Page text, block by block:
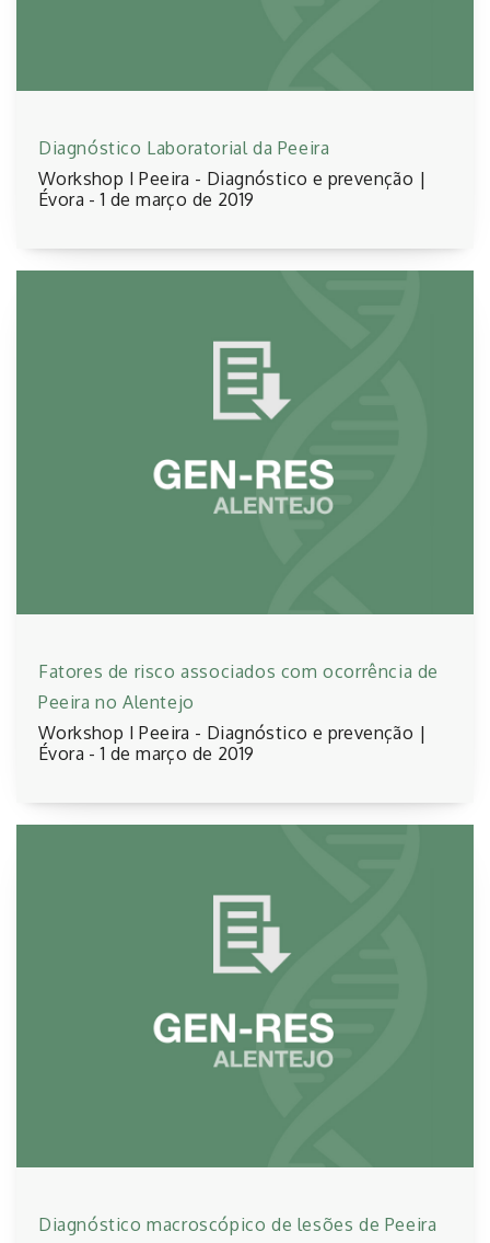
Diagnóstico Laboratorial da Peeira
Workshop I Peeira - Diagnóstico e prevenção |
Évora - 1 de março de 2019
Fatores de risco associados com ocorrência de
Peeira no Alentejo
Workshop I Peeira - Diagnóstico e prevenção |
Évora - 1 de março de 2019
Diagnóstico macroscópico de lesões de Peeira